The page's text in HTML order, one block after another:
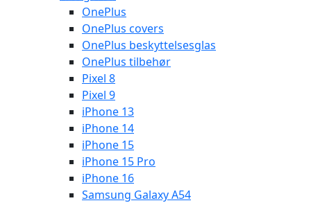
OnePlus
OnePlus covers
OnePlus beskyttelsesglas
OnePlus tilbehør
Pixel 8
Pixel 9
iPhone 13
iPhone 14
iPhone 15
iPhone 15 Pro
iPhone 16
Samsung Galaxy A54